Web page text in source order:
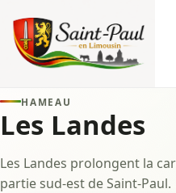
HAMEAU
Les Landes
Les Landes prolongent la
partie sud-est de Saint-Paul.